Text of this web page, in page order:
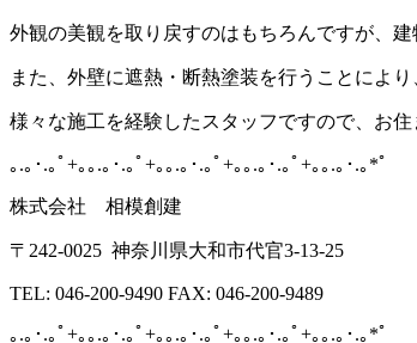
外観の美観を取り戻すのはもちろんですが、建
また、外壁に遮熱・断熱塗装を行うことによ
様々な施工を経験したスタッフですので、お住
｡.｡･.｡ﾟ+｡｡.｡･.｡ﾟ+｡｡.｡･.｡ﾟ+｡｡.｡･.｡ﾟ+｡｡.｡･.｡*ﾟ
株式会社 相模創建
〒242-0025 神奈川県大和市代官3-13-25
TEL: 046-200-9490 FAX: 046-200-9489
｡ .｡･ .｡ﾟ+｡｡ .｡･ .｡ﾟ+｡｡ .｡･ .｡ﾟ+｡｡ .｡･ .｡ﾟ+｡｡ .｡･ .｡ *ﾟ